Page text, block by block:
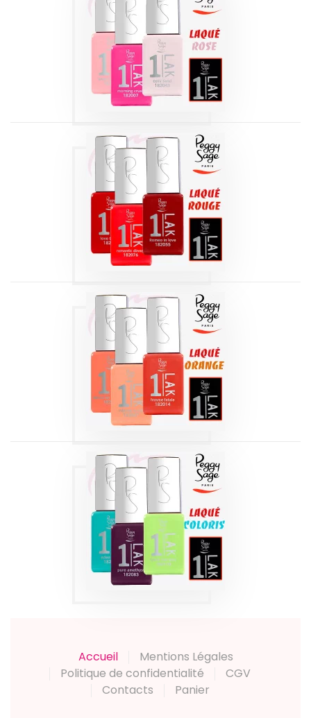
1-LAK 3-EN-1 SÉRIE
| LAQUÉ ROSE 5
ML
Produits
1-LAK 3-EN-1 SÉRIE
| LAQUÉ ROUGE 5
ML
Produits
1-LAK 3-EN-1 SÉRIE
| LAQUÉ ORANGE
5 ML
Produits
1-LAK 3-EN-1 SÉRIE
| LAQUÉ COLORS
5 ML
Produits
Accueil
Mentions Légales
Politique de confidentialité
CGV
Contacts
Panier